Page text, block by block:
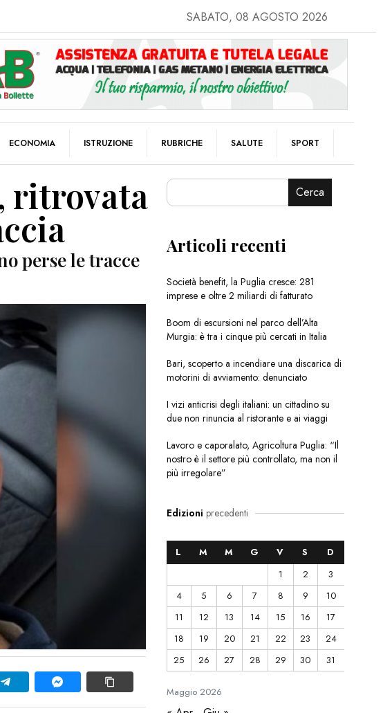
SABATO, 08 AGOSTO 2026
ECONOMIA ISTRUZIONE RUBRICHE SALUTE SPORT
ritrovata
perse le tracce
Cerca
Articoli recenti
Società benefit, la Puglia cresce: 281
imprese e oltre 2 miliardi di fatturato
Boom di escursioni nel parco dell’Alta
Murgia: è tra i cinque più cercati in Italia
Bari, scoperto a incendiare una discarica di
motorini di avviamento: denunciato
I vizi anticrisi degli italiani: un cittadino su
due non rinuncia al ristorante e ai viaggi
Lavoro e caporalato, Agricoltura Puglia: “Il
nostro è il settore più controllato, ma non il
più irregolare”
Edizioni precedenti
Maggio2026
L M M G V S
D
1
2
3
4
5 6 7 8 9
10
11
12 13 14 15 16
17
18
19 20 21 22 23
24
25
26 27 28 29 30 31